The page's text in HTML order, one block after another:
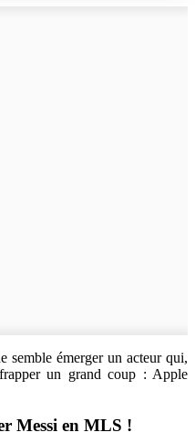
semble émerger un acteur qui,
un grand coup : Apple
Messi en MLS !